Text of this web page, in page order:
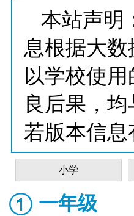
本站声明
息根据大
以学校使
良后果，
若版本信
小学
一年级